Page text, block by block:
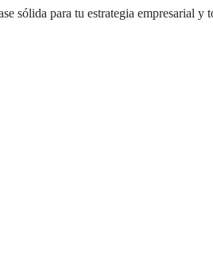
sólida para tu estrategia empresarial y